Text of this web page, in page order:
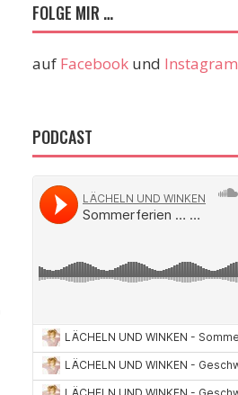
FOLGE MIR …
auf Facebook und Instagram
PODCAST